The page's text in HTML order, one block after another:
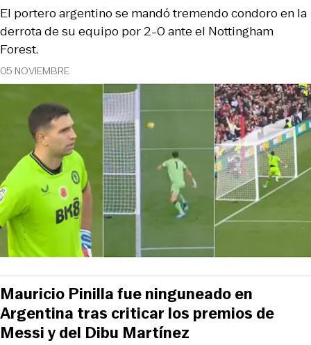
05 NOVIEMBRE
El portero argentino se mandó tremendo condoro en la
derrota de su equipo por 2-0 ante el Nottingham
Forest.
Mauricio Pinilla fue ninguneado en
Argentina tras criticar los premios de
Messi y del Dibu Martínez